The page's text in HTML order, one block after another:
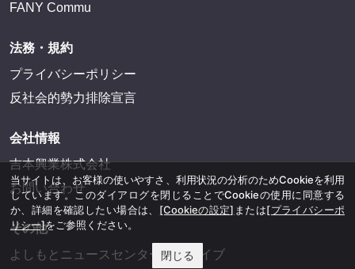
FANY Commu
法務・規約
プライバシーポリシー
反社会的勢力排除宣言
会社情報
吉本興業株式会社
お問い合わせ
その他
よしもとニュースセンターアーカイブ
当サイトは、お客様の使いやすさ、利用状況の分析のためCookieを利用
しています。このダイアログを閉じることでCookieの使用に同意する
か、詳細を確認したい場合は、 [Cookieの設定] または[プライバシーポ
リシー]をご参照ください。
閉じる